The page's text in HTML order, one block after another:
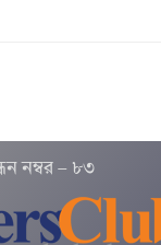
নম্বর – ৮৩